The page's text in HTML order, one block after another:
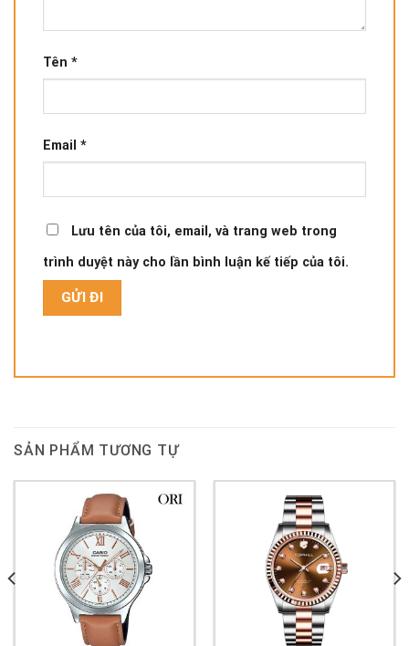
Tên *
Email *
Lưu tên của tôi, email, và trang web trong
trình duyệt này cho lần bình luận kế tiếp của tôi.
SẢN PHẨM TƯƠNG TỰ